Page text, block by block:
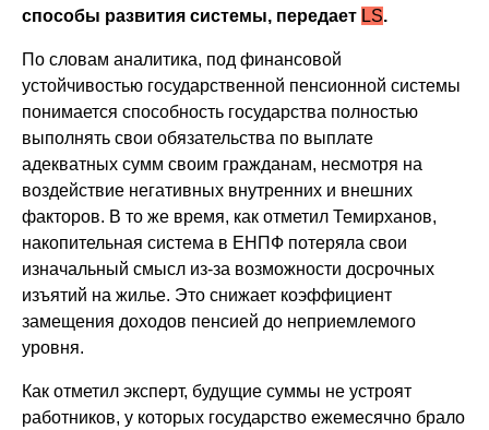
способы развития системы, передает LS.
По словам аналитика, под финансовой
устойчивостью государственной пенсионной системы
понимается способность государства полностью
выполнять свои обязательства по выплате
адекватных сумм своим гражданам, несмотря на
воздействие негативных внутренних и внешних
факторов. В то же время, как отметил Темирханов,
накопительная система в ЕНПФ потеряла свои
изначальный смысл из-за возможности досрочных
изъятий на жилье. Это снижает коэффициент
замещения доходов пенсией до неприемлемого
уровня.
Как отметил эксперт, будущие суммы не устроят
работников, у которых государство ежемесячно брало